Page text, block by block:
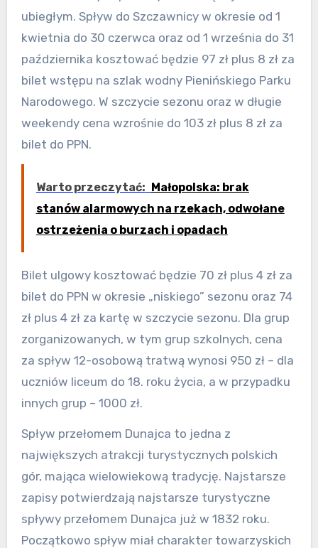
ubiegłym. Spływ do Szczawnicy w okresie od 1
kwietnia do 30 czerwca oraz od 1 września do 31
października kosztować będzie 97 zł plus 8 zł za
bilet wstępu na szlak wodny Pienińskiego Parku
Narodowego. W szczycie sezonu oraz w długie
weekendy cena wzrośnie do 103 zł plus 8 zł za
bilet do PPN.
Warto przeczytać: Małopolska: brak
stanów alarmowych na rzekach, odwołane
ostrzeżenia o burzach i opadach
Bilet ulgowy kosztować będzie 70 zł plus 4 zł za
bilet do PPN w okresie „niskiego” sezonu oraz 74
zł plus 4 zł za kartę w szczycie sezonu. Dla grup
zorganizowanych, w tym grup szkolnych, cena
za spływ 12-osobową tratwą wynosi 950 zł – dla
uczniów liceum do 18. roku życia, a w przypadku
innych grup – 1000 zł.
Spływ przełomem Dunajca to jedna z
największych atrakcji turystycznych polskich
gór, mająca wielowiekową tradycję. Najstarsze
zapisy potwierdzają najstarsze turystyczne
spływy przełomem Dunajca już w 1832 roku.
Początkowo spływ miał charakter towarzyskich